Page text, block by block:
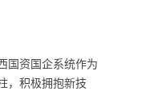
国资国企系统作为
，积极拥抱新技